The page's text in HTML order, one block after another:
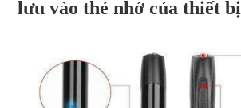
lưu vào thẻ nhớ của thiết bị